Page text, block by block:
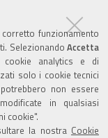
funzionamento
Selezionando Accetta
analytics e di
solo i cookie tecnici
non essere
in qualsiasi
cookie".
la nostra Cookie
sito